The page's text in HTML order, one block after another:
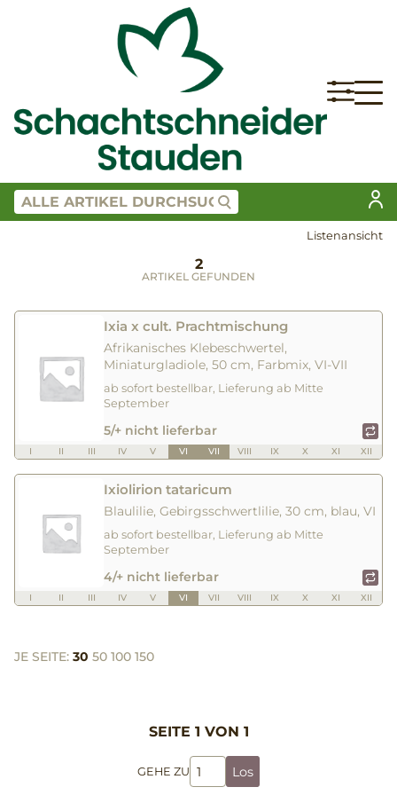
Listenansicht
2
ARTIKEL GEFUNDEN
Ixia x cult. Prachtmischung
Afrikanisches Klebeschwertel,
Miniaturgladiole, 50 cm, Farbmix, VI-VII
ab sofort bestellbar, Lieferung ab Mitte
September
5/+ nicht lieferbar
I II III IV V VI VII VIII IX X XI XII
Ixiolirion tataricum
Blaulilie, Gebirgsschwertlilie, 30 cm, blau, VI
ab sofort bestellbar, Lieferung ab Mitte
September
4/+ nicht lieferbar
I II III IV V VI VII VIII IX X XI XII
JE SEITE: 30 50 100 150
SEITE 1 VON 1
GEHE ZU Los